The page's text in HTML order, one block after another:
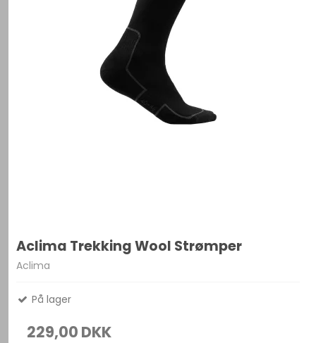
Aclima Trekking Wool Strømper
Aclima
På lager
229,00 DKK